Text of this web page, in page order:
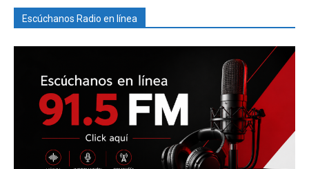
Escúchanos Radio en línea